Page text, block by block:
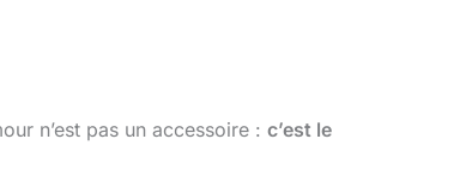
n’est pas un accessoire : c’est le